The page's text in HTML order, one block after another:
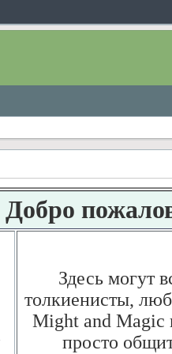
Добро
Здесь могут
толкиенисты,
Might and Magic
просто